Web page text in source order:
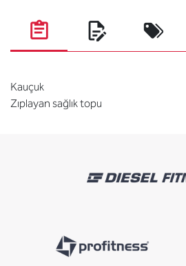
Kauçuk
Zıplayan sağlık topu